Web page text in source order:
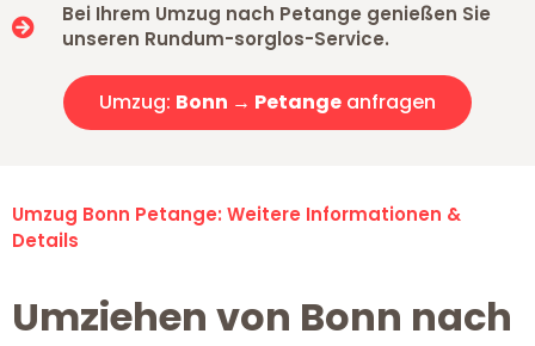
Bei Ihrem Umzug nach Petange genießen Sie
unseren Rundum-sorglos-Service.
Umzug: Bonn → Petange anfragen
Umzug Bonn Petange: Weitere Informationen &
Details
Umziehen von Bonn nach